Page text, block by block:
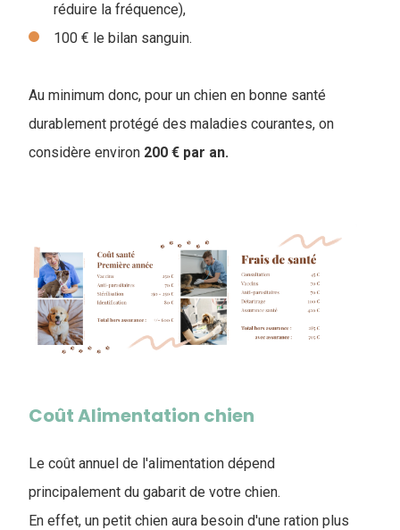
réduire la fréquence),
100 € le bilan sanguin.
Au minimum donc, pour un chien en bonne santé
durablement protégé des maladies courantes, on
considère environ 200 € par an.
Coût Alimentation chien
Le coût annuel de l'alimentation dépend
principalement du gabarit de votre chien.
En effet, un petit chien aura besoin d'une ration plus